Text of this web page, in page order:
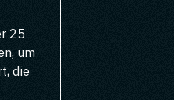
25
um
die